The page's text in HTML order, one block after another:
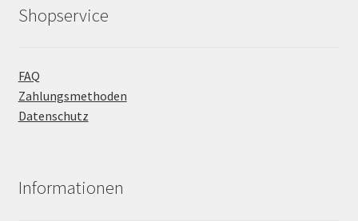
Shopservice
FAQ
Zahlungsmethoden
Datenschutz
Informationen